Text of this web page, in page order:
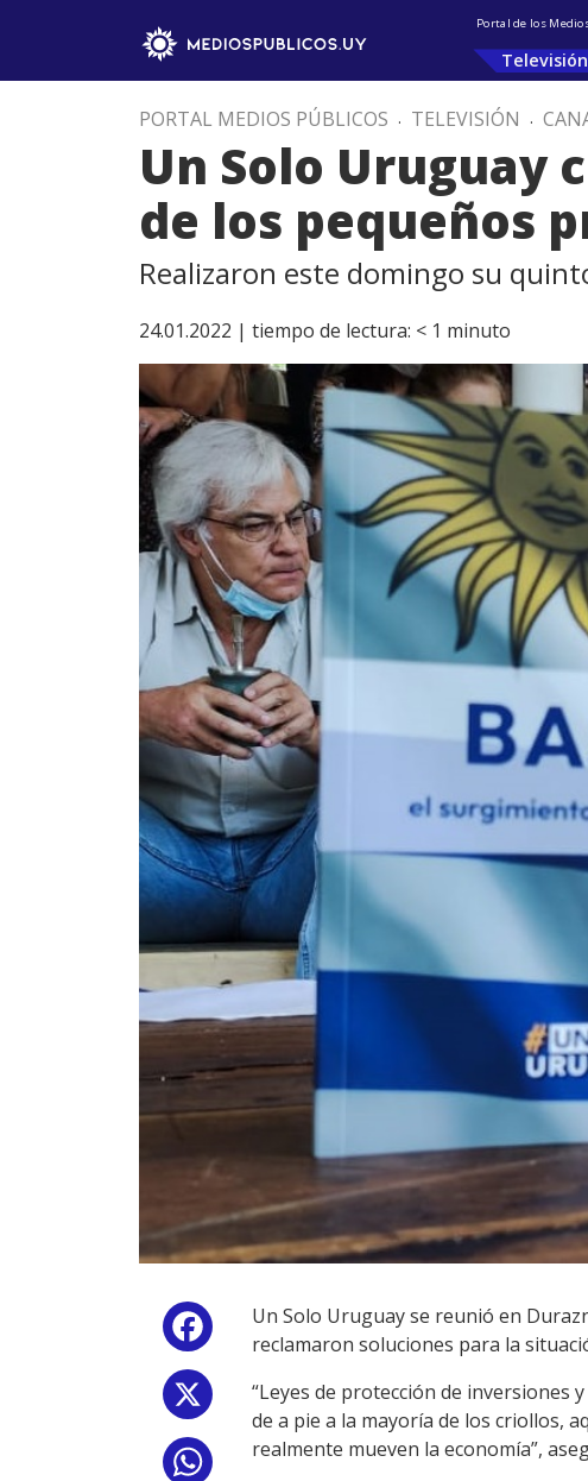
Portal de los
Televisión
PORTAL MEDIOS PÚBLICOS . TELEVISIÓN .
Un Solo Uruguay
de los pequeños
Realizaron este domingo su
24.01.2022 | tiempo de lectura: < 1 minuto
Facebook
Un Solo Uruguay se reunió en
reclamaron soluciones para la
“Leyes de protección de inversiones
de a pie a la mayoría de los criollos,
realmente mueven la economía”,